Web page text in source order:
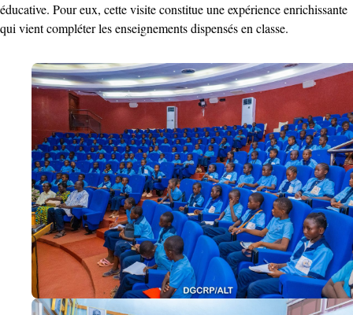
éducative. Pour eux, cette visite constitue une expérience enrichissante
qui vient compléter les enseignements dispensés en classe.